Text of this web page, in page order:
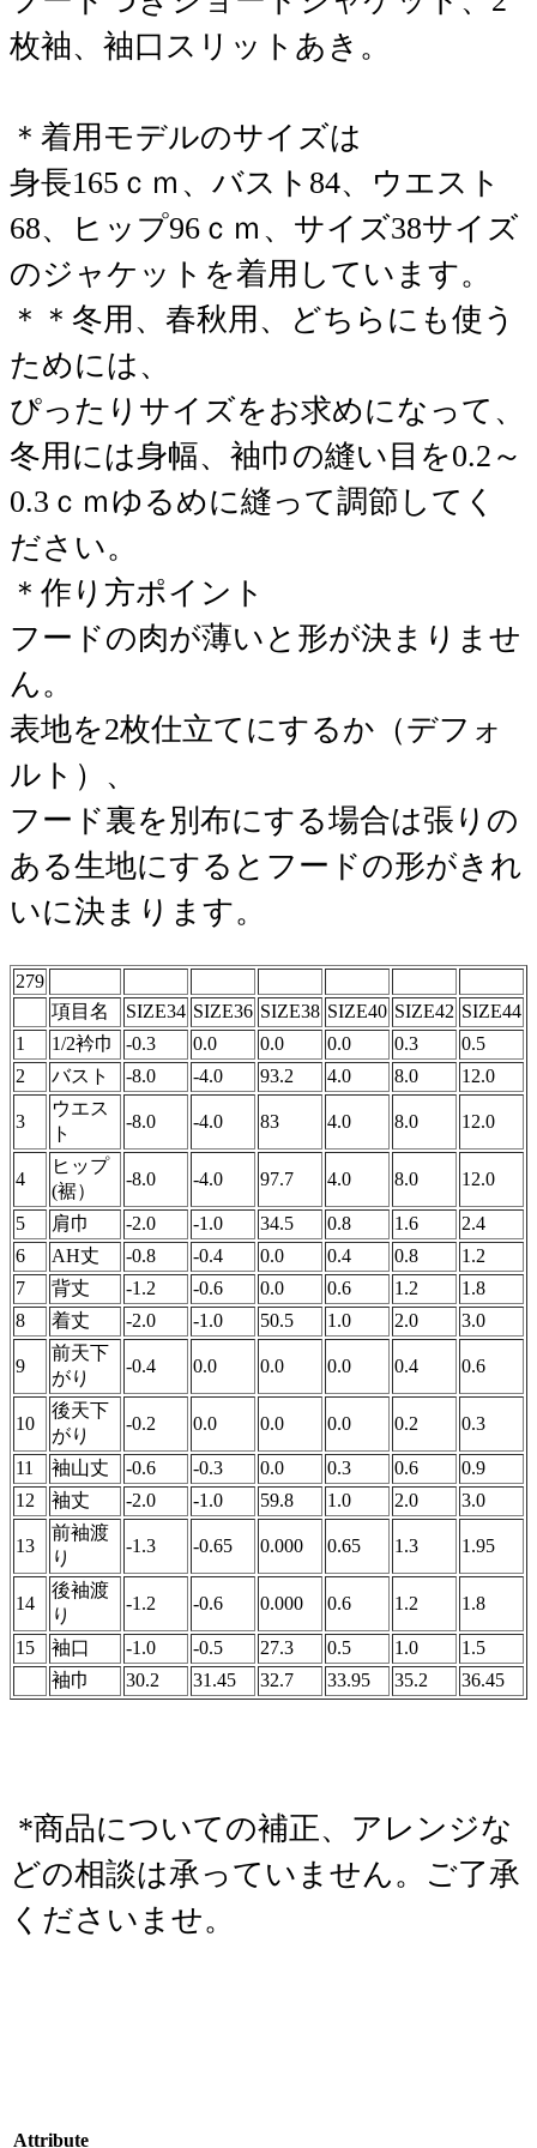
枚袖、袖口スリットあき。
＊着用モデルのサイズは
身長165ｃｍ、バスト84、ウエスト
68、ヒップ96ｃｍ、サイズ38サイズ
のジャケットを着用しています。
＊＊冬用、春秋用、どちらにも使う
ためには、
ぴったりサイズをお求めになって、
冬用には身幅、袖巾の縫い目を0.2～
0.3ｃｍゆるめに縫って調節してく
ださい。
＊作り方ポイント
フードの肉が薄いと形が決まりませ
ん。
表地を2枚仕立てにするか（デフォ
ルト）、
フード裏を別布にする場合は張りの
ある生地にするとフードの形がきれ
いに決まります。
279
項目名
SIZE34 SIZE36 SIZE38 SIZE40 SIZE42 SIZE44
1
1/2衿巾 -0.3 0.0 0.0 0.0 0.3
0.5
2
バスト -8.0 -4.0 93.2 4.0 8.0 12.0
3
ウエス
ト
-8.0 -4.0 83 4.0 8.0 12.0
4
ヒップ
(裾）
-8.0 -4.0 97.7 4.0 8.0 12.0
5 肩巾 -2.0 -1.0 34.5 0.8 1.6
2.4
6
AH丈 -0.8 -0.4 0.0 0.4 0.8
1.2
7
背丈 -1.2 -0.6 0.0 0.6 1.2
1.8
8
着丈 -2.0 -1.0 50.5 1.0 2.0 3.0
9
前天下
がり
-0.4 0.0 0.0 0.0 0.4 0.6
10
後天下
がり
-0.2 0.0 0.0 0.0 0.2 0.3
11 袖山丈 -0.6 -0.3 0.0 0.3 0.6
0.9
12
袖丈 -2.0 -1.0 59.8 1.0 2.0 3.0
13
前袖渡
り
-1.3 -0.65 0.000 0.65 1.3 1.95
14
後袖渡
り
-1.2 -0.6 0.000 0.6 1.2 1.8
15 袖口 -1.0 -0.5 27.3 0.5 1.0
1.5
袖巾
30.2 31.45 32.7 33.95 35.2 36.45
*商品についての補正、アレンジな
どの相談は承っていません。ご了承
くださいませ。
Attribute